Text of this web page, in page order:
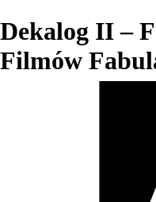
Dekalog II –
Filmów